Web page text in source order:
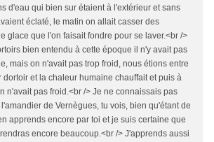
d'eau qui bien sur étaient à l'extérieur et sans
éclaté, le matin on allait casser des
glace que l'on faisait fondre pour se laver.<br />
bien entendu à cette époque il n'y avait pas
mais on n'avait pas trop froid, nous étions entre
dortoir et la chaleur humaine chauffait et puis à
n'avait pas froid.<br /> Je ne connaissais pas
l'amandier de Vernègues, tu vois, bien qu'étant de
apprends encore par toi et je suis certaine que
encore beaucoup.<br /> J'apprends aussi